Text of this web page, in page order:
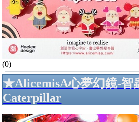
(0)
★AlicemisA心夢幻鏡-智
Caterpillar